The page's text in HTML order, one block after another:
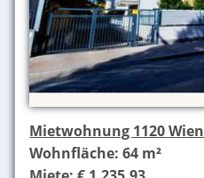
Mietwohnung 1120 Wien
Wohnfläche: 64 m²